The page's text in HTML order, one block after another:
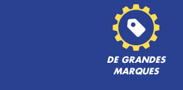
DE GRANDES
MARQUES